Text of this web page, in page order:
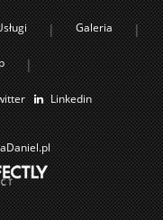
Galeria
Linkedin